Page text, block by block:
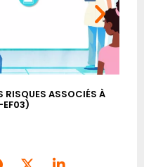
RISQUES ASSOCIÉS À
EF03)